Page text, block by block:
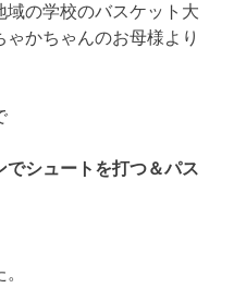
の学校のバスケット大
かちゃんのお母様より
でシュートを打つ＆パス